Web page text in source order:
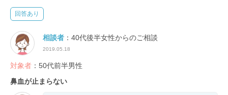
回答あり
相談者 ：40代後半女性からのご相談
2019.05.18
対象者 ：50代前半男性
鼻血が止まらない